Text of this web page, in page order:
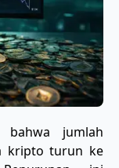
bahwa jumlah
kripto turun ke